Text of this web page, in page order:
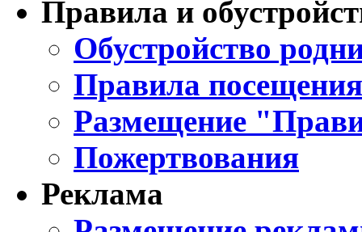
Правила и
Обустройство
Правила
Размещение
Пожертвования
Реклама